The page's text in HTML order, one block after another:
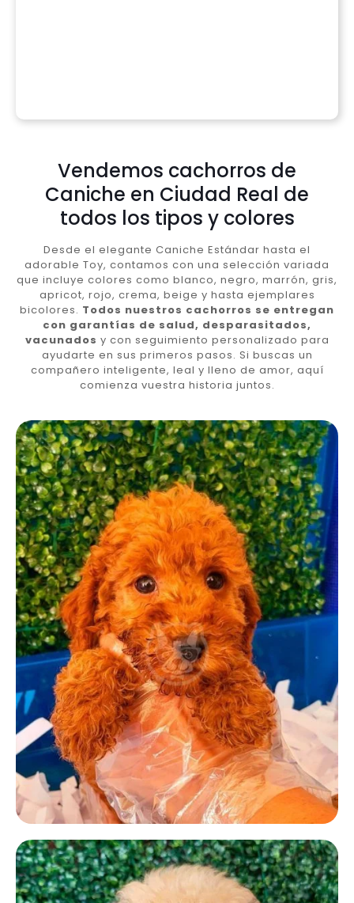
Vendemos cachorros de
Caniche en Ciudad Real de
todos los tipos y colores
Desde el elegante Caniche Estándar hasta el
adorable Toy, contamos con una selección variada
que incluye colores como blanco, negro, marrón, gris,
apricot, rojo, crema, beige y hasta ejemplares
bicolores. Todos nuestros cachorros se entregan
con garantías de salud, desparasitados,
vacunados y con seguimiento personalizado para
ayudarte en sus primeros pasos. Si buscas un
compañero inteligente, leal y lleno de amor, aquí
comienza vuestra historia juntos.